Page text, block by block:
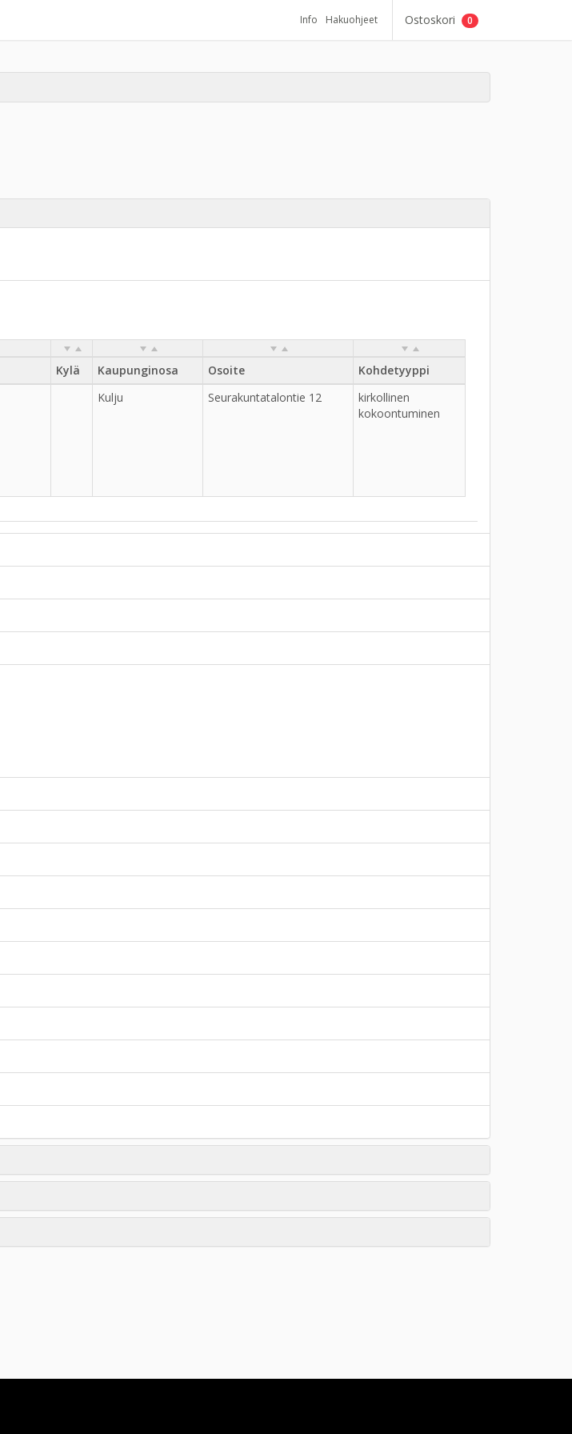
Info Hakuohjeet Ostoskori 0
Kylä Kaupunginosa Osoite Kohdetyyppi
Kulju Seurakuntatalontie 12
kirkollinen
kokoontuminen